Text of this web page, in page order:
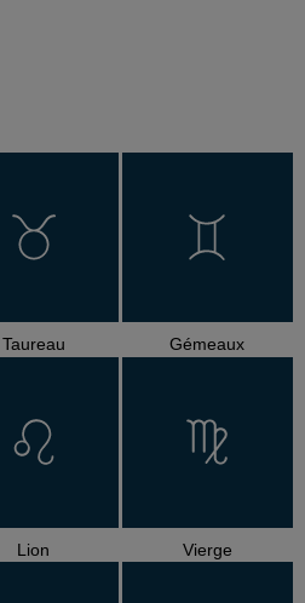
Taureau Gémeaux
Lion Vierge